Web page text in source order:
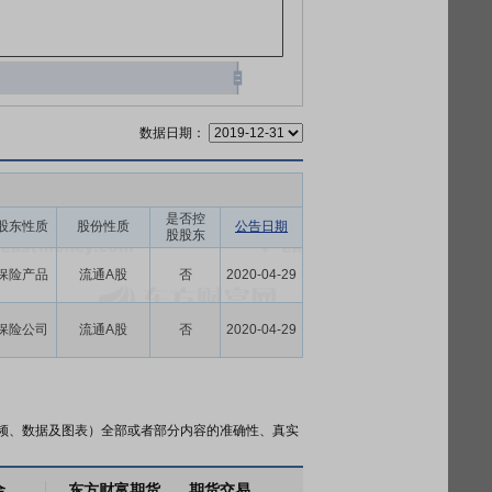
数据日期：
东性质 股份性质
是否控
股股东
公告日期
险产品 流通A股 否 2020-04-29
险公司 流通A股 否 2020-04-29
数据及图表）全部或者部分内容的准确性、真实